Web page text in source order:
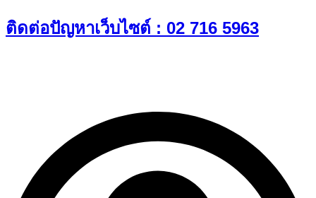
Skip
to
ติดต่อปัญหาเว็บไซต์ : 02 716 5963